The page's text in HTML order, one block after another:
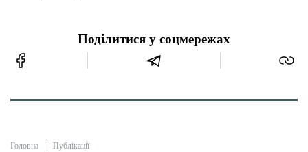
Поділитися у соцмережах
Головна Публікації